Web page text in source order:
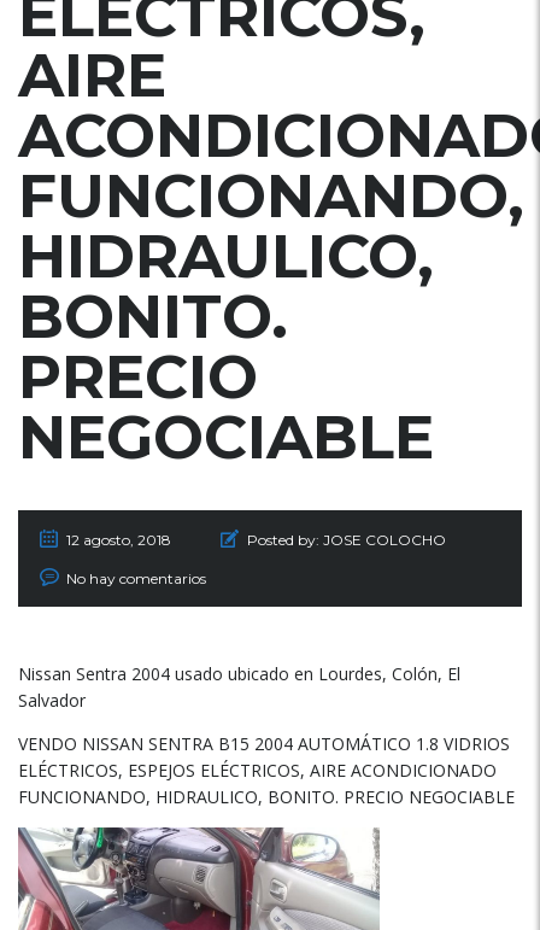
ELÉCTRICOS,
AIRE
FUNCIONANDO,
HIDRAULICO,
BONITO.
PRECIO
NEGOCIABLE
12 agosto, 2018 Posted by: JOSE COLOCHO
No hay comentarios
Nissan Sentra 2004 usado ubicado en Lourdes, Colón, El
Salvador
VENDO NISSAN SENTRA B15 2004 AUTOMÁTICO 1.8 VIDRIOS
ELÉCTRICOS, ESPEJOS ELÉCTRICOS, AIRE ACONDICIONADO
FUNCIONANDO, HIDRAULICO, BONITO. PRECIO NEGOCIABLE